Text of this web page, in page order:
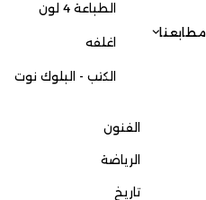
مطابعنا
الطباعة 4 لون
اغلفه
الكتب - البلوك نوت
الفنون
الرياضة
تاريخ